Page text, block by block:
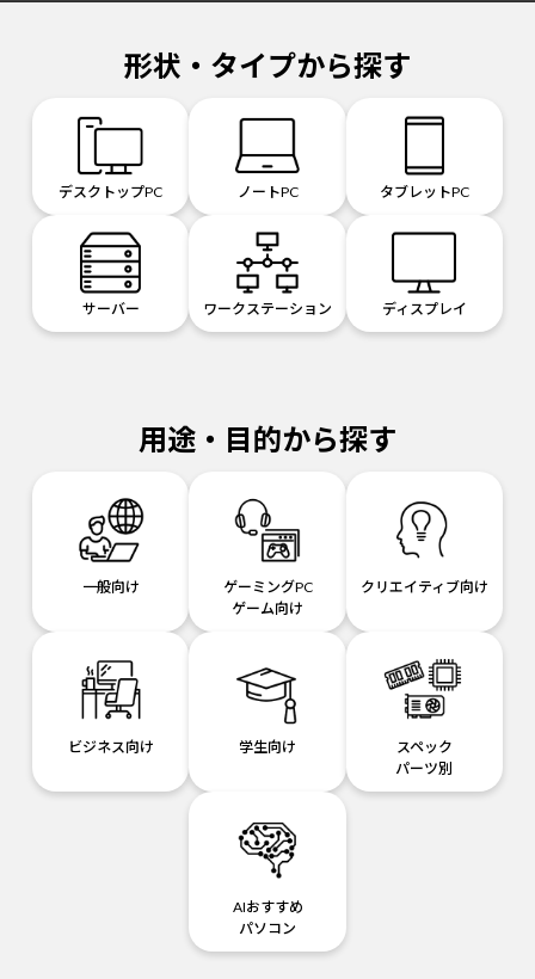
形状・タイプから探す
デスクトップPC ノートPC タブレットPC
サーバー ワークステーション ディスプレイ
用途・目的から探す
一般向け
ゲーミングPC
ゲーム向け
クリエイティブ向け
ビジネス向け 学生向け
スペック
パーツ別
AIおすすめ
パソコン